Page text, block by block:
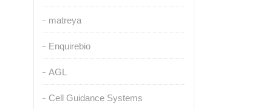
matreya
Enquirebio
AGL
Cell Guidance Systems